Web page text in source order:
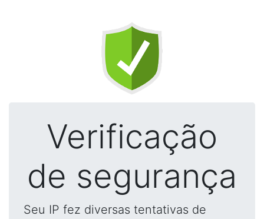
Verificação
de segurança
Seu IP fez diversas tentativas de